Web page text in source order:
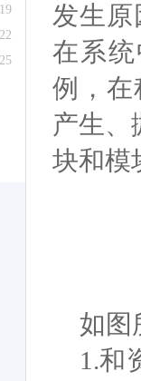
发生
在系
例，在
产生、
块和模
如图
1.和